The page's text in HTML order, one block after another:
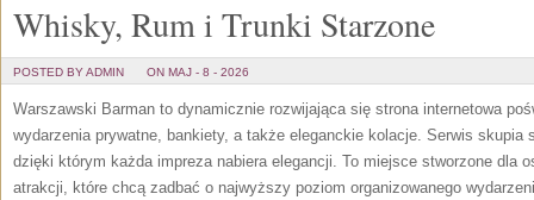
Whisky, Rum i Trunki Starzone
POSTED BY ADMIN ON MAJ - 8 - 2026
Warszawski Barman to dynamicznie rozwijająca się strona internetowa
wydarzenia prywatne, bankiety, a także eleganckie kolacje. Serwis skupia
dzięki którym każda impreza nabiera elegancji. To miejsce stworzone dla
atrakcji, które chcą zadbać o najwyższy poziom organizowanego